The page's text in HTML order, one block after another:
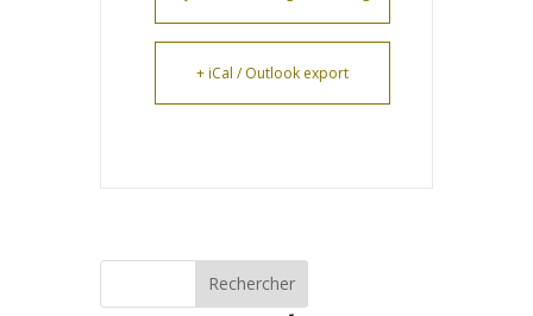
+ iCal / Outlook export
Rechercher